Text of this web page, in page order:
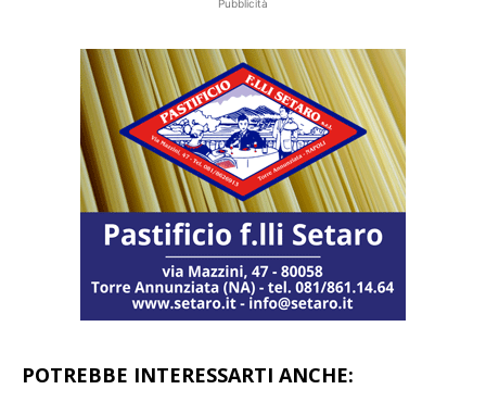
Pubblicità
POTREBBE INTERESSARTI ANCHE: